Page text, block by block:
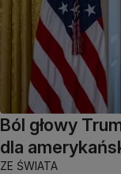
Ból głowy
dla
ZE ŚWIATA